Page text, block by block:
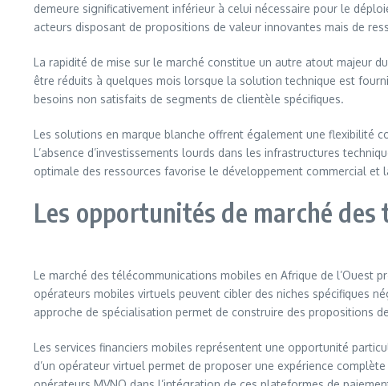
demeure significativement inférieur à celui nécessaire pour le
acteurs disposant de propositions de valeur innovantes mais de
La rapidité de mise sur le marché constitue un autre atout majeur
être réduits à quelques mois lorsque la solution technique est
besoins non satisfaits de segments de clientèle spécifiques.
Les solutions en marque blanche offrent également une flexibilité
L’absence d’investissements lourds dans les infrastructures
optimale des ressources favorise le développement commercial et
Les opportunités de marché des
Le marché des télécommunications mobiles en Afrique de l’Ouest
opérateurs mobiles virtuels peuvent cibler des niches spécifiques
approche de spécialisation permet de construire des propositions
Les services financiers mobiles représentent une opportunité
d’un opérateur virtuel permet de proposer une expérience